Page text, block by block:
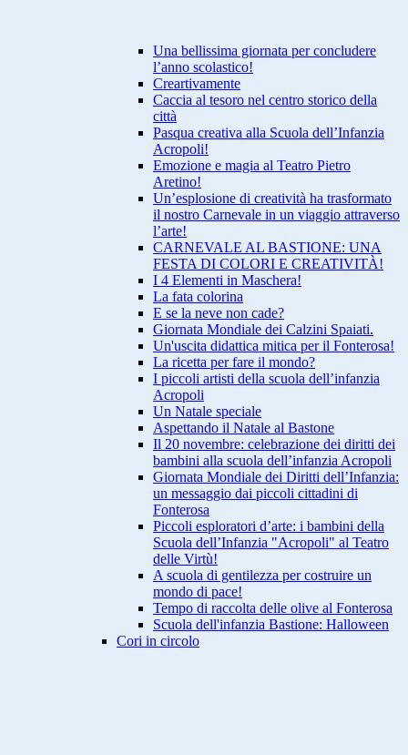
Una bellissima giornata per concludere
l’anno scolastico!
Creartivamente
Caccia al tesoro nel centro storico della
città
Pasqua creativa alla Scuola dell’Infanzia
Acropoli!
Emozione e magia al Teatro Pietro
Aretino!
Un’esplosione di creatività ha trasformato
il nostro Carnevale in un viaggio attraverso
l’arte!
CARNEVALE AL BASTIONE: UNA
FESTA DI COLORI E CREATIVITÀ!
I 4 Elementi in Maschera!
La fata colorina
E se la neve non cade?
Giornata Mondiale dei Calzini Spaiati.
Un'uscita didattica mitica per il Fonterosa!
La ricetta per fare il mondo?
I piccoli artisti della scuola dell’infanzia
Acropoli
Un Natale speciale
Aspettando il Natale al Bastone
Il 20 novembre: celebrazione dei diritti dei
bambini alla scuola dell’infanzia Acropoli
Giornata Mondiale dei Diritti dell’Infanzia:
un messaggio dai piccoli cittadini di
Fonterosa
Piccoli esploratori d’arte: i bambini della
Scuola dell’Infanzia "Acropoli" al Teatro
delle Virtù!
A scuola di gentilezza per costruire un
mondo di pace!
Tempo di raccolta delle olive al Fonterosa
Scuola dell'infanzia Bastione: Halloween
Cori in circolo